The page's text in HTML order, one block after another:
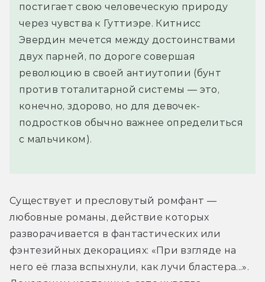
постигает свою человеческую природу
через чувства к Гуттиэре. Китнисс
Эвердин мечется между достоинствами
двух парней, по дороге совершая
революцию в своей антиутопии (бунт
против тоталитарной системы — это,
конечно, здорово, но для девочек-
подростков обычно важнее определиться
с мальчиком).
Существует и пресловутый ромфант —
любовные романы, действие которых
разворачивается в фантастических или
фэнтезийных декорациях: «При взгляде на
него её глаза вспыхнули, как лучи бластера...».